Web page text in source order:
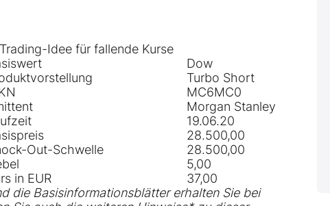
Trading-Idee für fallende Kurse
Dow
Turbo Short
MC6MC0
Morgan Stanley
19.06.20
28.500,00
Out-Schwelle
28.500,00
5,00
in EUR
37,00
die Basisinformationsblätter erhalten Sie bei